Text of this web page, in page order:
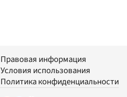
Правовая информация
Условия использования
Политика конфиденциальности